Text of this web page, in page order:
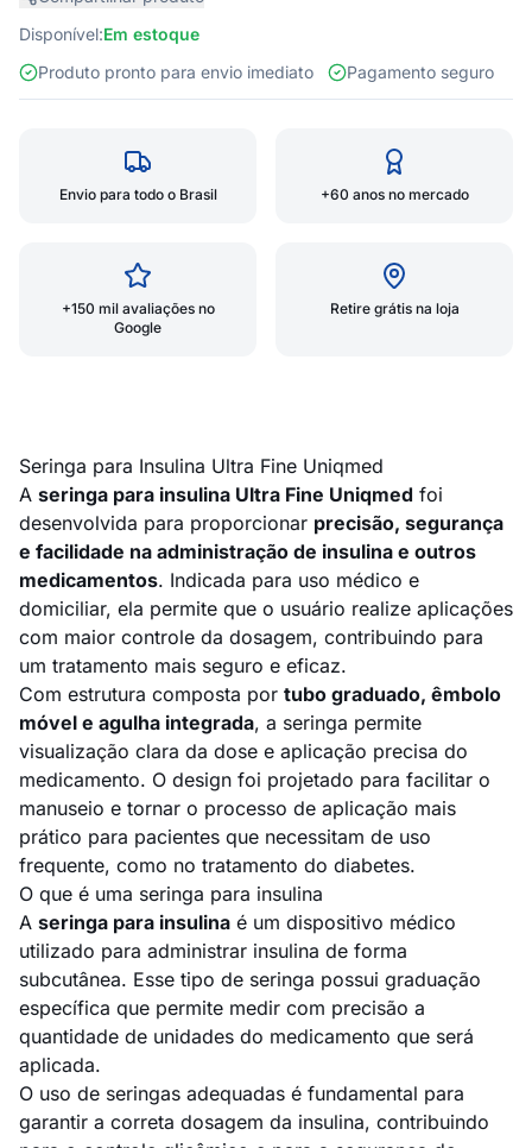
Disponível:Em estoque
Produto pronto para envio imediato
Pagamento seguro
Envio para todo o Brasil +60 anos no mercado
+150 mil avaliações no
Google
Retire grátis na loja
Seringa para Insulina Ultra Fine Uniqmed
A seringa para insulina Ultra Fine Uniqmed foi
desenvolvida para proporcionar precisão, segurança
e facilidade na administração de insulina e outros
medicamentos. Indicada para uso médico e
domiciliar, ela permite que o usuário realize aplicações
com maior controle da dosagem, contribuindo para
um tratamento mais seguro e eficaz.
Com estrutura composta por tubo graduado, êmbolo
móvel e agulha integrada, a seringa permite
visualização clara da dose e aplicação precisa do
medicamento. O design foi projetado para facilitar o
manuseio e tornar o processo de aplicação mais
prático para pacientes que necessitam de uso
frequente, como no tratamento do diabetes.
O que é uma seringa para insulina
A seringa para insulina é um dispositivo médico
utilizado para administrar insulina de forma
subcutânea. Esse tipo de seringa possui graduação
específica que permite medir com precisão a
quantidade de unidades do medicamento que será
aplicada.
O uso de seringas adequadas é fundamental para
garantir a correta dosagem da insulina, contribuindo